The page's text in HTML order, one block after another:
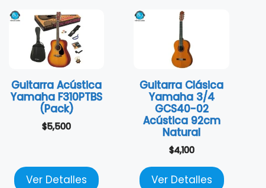
Guitarra Acústica
Yamaha F310PTBS
(Pack)
$5,500
Ver Detalles
Guitarra Clásica
Yamaha 3/4
GCS40-02
Acústica 92cm
Natural
$4,100
Ver Detalles